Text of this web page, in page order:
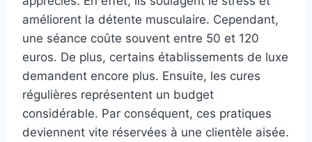
améliorent la détente musculaire. Cependant,
une séance coûte souvent entre 50 et 120
euros. De plus, certains établissements de luxe
demandent encore plus. Ensuite, les cures
régulières représentent un budget
considérable. Par conséquent, ces pratiques
deviennent vite réservées à une clientèle aisée.